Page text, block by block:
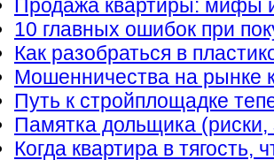
Продажа квартиры: мифы
10 главных ошибок при
Как разобраться в
Мошенничества на рынке
Путь к стройплощадке
Памятка дольщика (риски,
Когда квартира в тягость,